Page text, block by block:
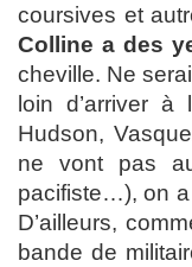
coursives et
Colline a des
cheville. Ne
loin d’arriver
Hudson,
ne vont pas
pacifiste…), on a
D’ailleurs,
bande de